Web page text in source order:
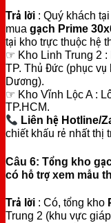
Trả lời : Quý khách
mua gạch Prime
tại kho trực thuộc hệ
☞ Kho Linh Trung 2 :
TP. Thủ Đức (phục
Dương).
☞ Kho Vĩnh Lộc A :
TP.HCM.
Liên hệ Hotline/
chiết khấu rẻ nhất thị
Câu 6: Tổng kho
có hỗ trợ xem mẫu
Trả lời : Có, tổng kho
Trung 2 (khu vực